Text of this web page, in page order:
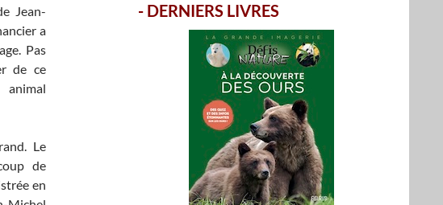
Jean-
a
Pas
de ce
animal
Le
de
en
- DERNIERS LIVRES